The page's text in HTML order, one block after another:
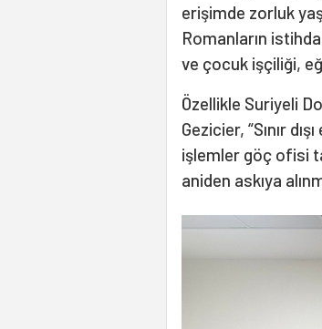
erişimde zorluk
Romanların
ve çocuk işçiliği,
Özellikle Suriyeli
Gezicier, “Sınır
işlemler göç ofisi
aniden askıya